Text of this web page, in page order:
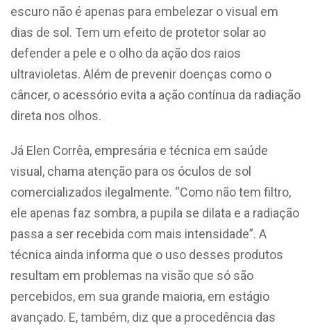
escuro não é apenas para embelezar o visual em
dias de sol. Tem um efeito de protetor solar ao
defender a pele e o olho da ação dos raios
ultravioletas. Além de prevenir doenças como o
câncer, o acessório evita a ação contínua da radiação
direta nos olhos.
Já Elen Corrêa, empresária e técnica em saúde
visual, chama atenção para os óculos de sol
comercializados ilegalmente. “Como não tem filtro,
ele apenas faz sombra, a pupila se dilata e a radiação
passa a ser recebida com mais intensidade”. A
técnica ainda informa que o uso desses produtos
resultam em problemas na visão que só são
percebidos, em sua grande maioria, em estágio
avançado. E, também, diz que a procedência das